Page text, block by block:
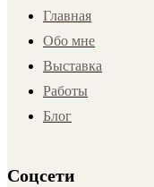
Главная
Обо мне
Выставка
Работы
Блог
Соцсети